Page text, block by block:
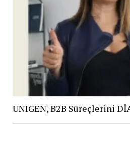
UNIGEN, B2B Süreçlerini